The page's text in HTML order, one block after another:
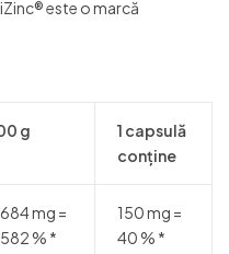
este o marcă
g
1 capsulă
conține
mg =
% *
150 mg =
40 % *